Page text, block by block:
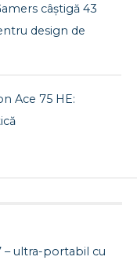
câștigă 43
design de
Ace 75 HE:
– ultra-portabil cu